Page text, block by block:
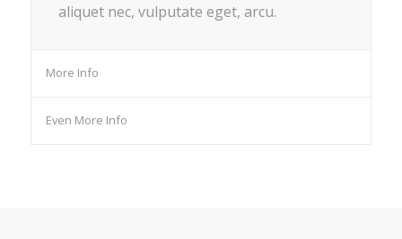
aliquet nec, vulputate eget, arcu.
More Info
Even More Info